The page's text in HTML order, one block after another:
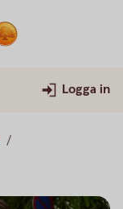
Logga in